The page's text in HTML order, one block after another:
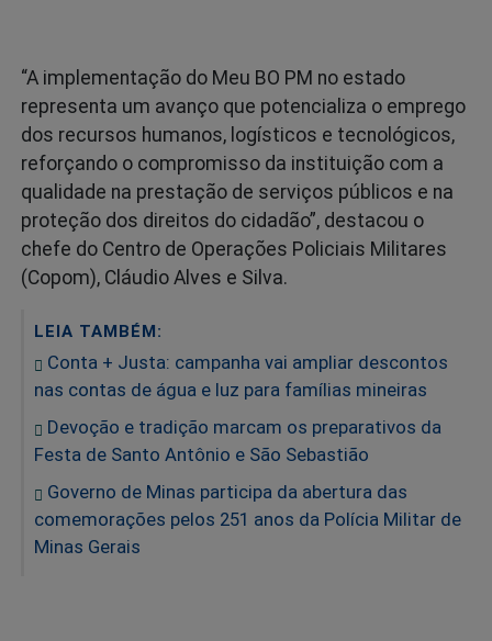
“A implementação do Meu BO PM no estado
representa um avanço que potencializa o emprego
dos recursos humanos, logísticos e tecnológicos,
reforçando o compromisso da instituição com a
qualidade na prestação de serviços públicos e na
proteção dos direitos do cidadão”, destacou o
chefe do Centro de Operações Policiais Militares
(Copom), Cláudio Alves e Silva.
LEIA TAMBÉM:
Conta + Justa: campanha vai ampliar descontos
nas contas de água e luz para famílias mineiras
Devoção e tradição marcam os preparativos da
Festa de Santo Antônio e São Sebastião
Governo de Minas participa da abertura das
comemorações pelos 251 anos da Polícia Militar de
Minas Gerais